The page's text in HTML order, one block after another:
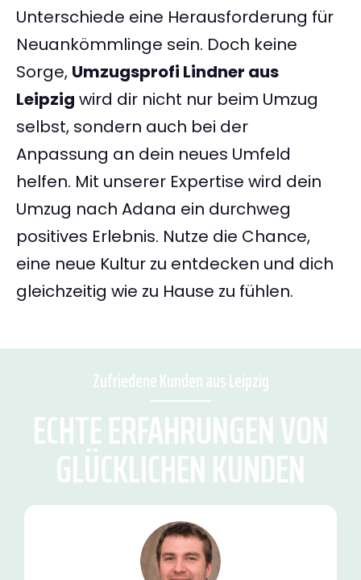
Unterschiede eine Herausforderung für
Neuankömmlinge sein. Doch keine
Sorge, Umzugsprofi Lindner aus
Leipzig wird dir nicht nur beim Umzug
selbst, sondern auch bei der
Anpassung an dein neues Umfeld
helfen. Mit unserer Expertise wird dein
Umzug nach Adana ein durchweg
positives Erlebnis. Nutze die Chance,
eine neue Kultur zu entdecken und dich
gleichzeitig wie zu Hause zu fühlen.
Zufriedene Kunden aus Leipzig
ECHTE ERFAHRUNGEN VON
GLÜCKLICHEN KUNDEN